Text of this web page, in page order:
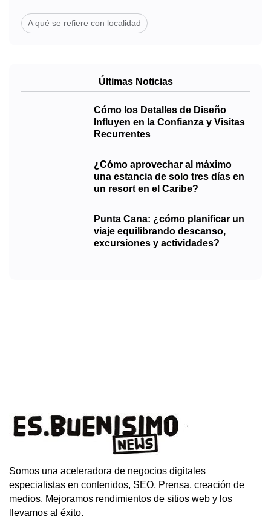
A qué se refiere con localidad
Últimas Noticias
Cómo los Detalles de Diseño
Influyen en la Confianza y Visitas
Recurrentes
¿Cómo aprovechar al máximo
una estancia de solo tres días en
un resort en el Caribe?
Punta Cana: ¿cómo planificar un
viaje equilibrando descanso,
excursiones y actividades?
Somos una aceleradora de negocios digitales
especialistas en contenidos, SEO, Prensa, creación de
medios. Mejoramos rendimientos de sitios web y los
llevamos al éxito.